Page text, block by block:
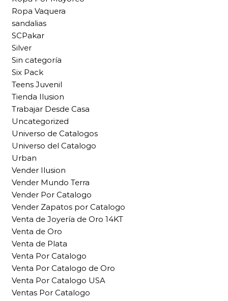
Ropa Vaquera
sandalias
SCPakar
Silver
Sin categoría
Six Pack
Teens Juvenil
Tienda Ilusion
Trabajar Desde Casa
Uncategorized
Universo de Catalogos
Universo del Catalogo
Urban
Vender Ilusion
Vender Mundo Terra
Vender Por Catalogo
Vender Zapatos por Catalogo
Venta de Joyería de Oro 14KT
Venta de Oro
Venta de Plata
Venta Por Catalogo
Venta Por Catalogo de Oro
Venta Por Catalogo USA
Ventas Por Catalogo